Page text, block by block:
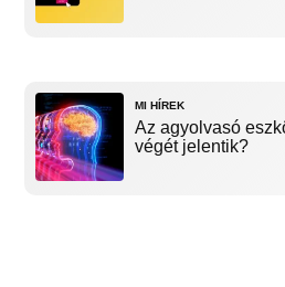
MI HÍREK
Az agyolvasó
végét jelentik?